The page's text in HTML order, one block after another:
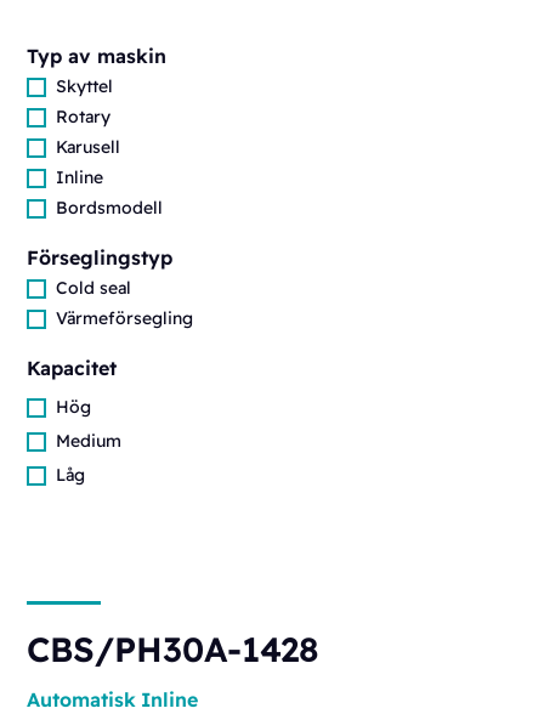
Typ av maskin
Skyttel
Rotary
Karusell
Inline
Bordsmodell
Förseglingstyp
Cold seal
Värmeförsegling
Kapacitet
Hög
Medium
Låg
CBS/PH30A-1428
Automatisk Inline